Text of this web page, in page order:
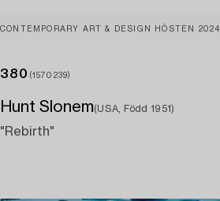
CONTEMPORARY ART & DESIGN HÖSTEN 2024
380 (1570239)
Hunt Slonem(USA, Född 1951)
"Rebirth"